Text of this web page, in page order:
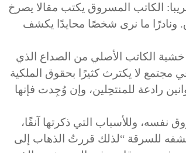
الكاتب المسروق يكتب مقالا يصرخ
ونادرًا ما نرى شخصًا محايدًا يكشف
الكاتب الأصلي من الصداع الذي
مجتمع لا يكترث كثيرًا بحقوق الملكية
رادعة للمنتحِلين، وإن وُجِدت فإنها
نفسه، وللأسباب التي ذكرتها آنفًا،
للسرقة “لذلك قررتُ الذهاب إلى